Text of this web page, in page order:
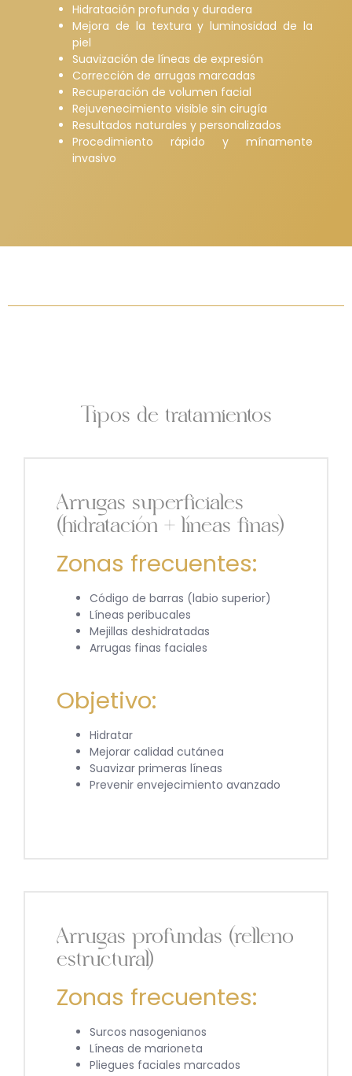
Hidratación profunda y duradera
Mejora de la textura y luminosidad de la
piel
Suavización de líneas de expresión
Corrección de arrugas marcadas
Recuperación de volumen facial
Rejuvenecimiento visible sin cirugía
Resultados naturales y personalizados
Procedimiento rápido y mínamente
invasivo
Tipos de tratamientos
Arrugas superficiales
(hidratación + líneas finas)
Zonas frecuentes:
Código de barras (labio superior)
Líneas peribucales
Mejillas deshidratadas
Arrugas finas faciales
Objetivo:
Hidratar
Mejorar calidad cutánea
Suavizar primeras líneas
Prevenir envejecimiento avanzado
Arrugas profundas (relleno
estructural)
Zonas frecuentes:
Surcos nasogenianos
Líneas de marioneta
Pliegues faciales marcados